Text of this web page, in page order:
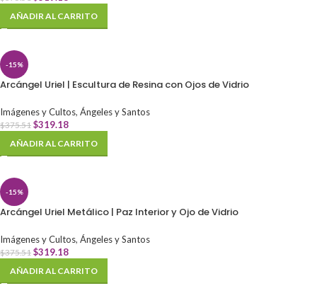
AÑADIR AL CARRITO
-15%
Arcángel Uriel | Escultura de Resina con Ojos de Vidrio
Imágenes y Cultos, Ángeles y Santos
$375.51 $319.18
AÑADIR AL CARRITO
-15%
Arcángel Uriel Metálico | Paz Interior y Ojo de Vidrio
Imágenes y Cultos, Ángeles y Santos
$375.51 $319.18
AÑADIR AL CARRITO